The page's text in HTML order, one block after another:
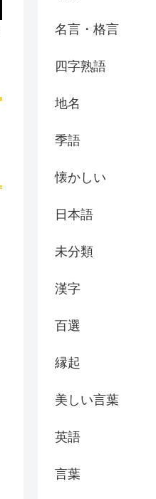
名言・格言
四字熟語
地名
季語
懐かしい
日本語
未分類
漢字
百選
縁起
美しい言葉
英語
言葉